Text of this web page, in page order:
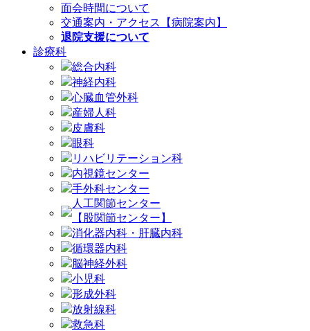
面会時間について
交通案内・アクセス【病院案内】
退院支援について
診療科
総合内科
神経内科
心臓血管外科
産婦人科
皮膚科
眼科
リハビリテーション科
内視鏡センター
手外科センター
人工関節センター
【股関節センター】
消化器内科・肝臓内科
循環器内科
脳神経外科
小児科
形成外科
放射線科
救急科